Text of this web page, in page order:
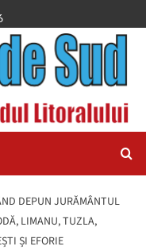
DEPUN JURĂMÂNTUL
LIMANU, TUZLA,
ȘI EFORIE